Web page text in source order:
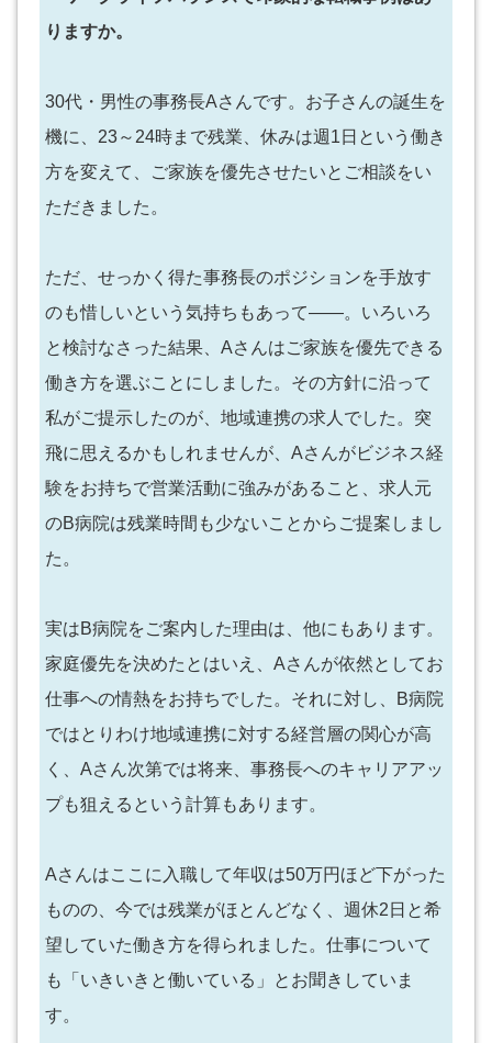
りますか。
30代・男性の事務長Aさんです。お子さんの誕生を
機に、23～24時まで残業、休みは週1日という働き
方を変えて、ご家族を優先させたいとご相談をい
ただきました。
ただ、せっかく得た事務長のポジションを手放す
のも惜しいという気持ちもあって――。いろいろ
と検討なさった結果、Aさんはご家族を優先できる
働き方を選ぶことにしました。その方針に沿って
私がご提示したのが、地域連携の求人でした。突
飛に思えるかもしれませんが、Aさんがビジネス経
験をお持ちで営業活動に強みがあること、求人元
のB病院は残業時間も少ないことからご提案しまし
た。
実はB病院をご案内した理由は、他にもあります。
家庭優先を決めたとはいえ、Aさんが依然としてお
仕事への情熱をお持ちでした。それに対し、B病院
ではとりわけ地域連携に対する経営層の関心が高
く、Aさん次第では将来、事務長へのキャリアアッ
プも狙えるという計算もあります。
Aさんはここに入職して年収は50万円ほど下がった
ものの、今では残業がほとんどなく、週休2日と希
望していた働き方を得られました。仕事について
も「いきいきと働いている」とお聞きしていま
す。